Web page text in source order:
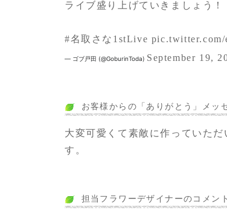
ライブ盛り上げていきましょう！
#名取さな1stLive pic.twitter.com/
— ゴブ戸田 (@GoburinToda) September 19,
お客様からの「ありがとう」メッ
大変可愛くて素敵に作っていた
す。
担当フラワーデザイナーのコメント